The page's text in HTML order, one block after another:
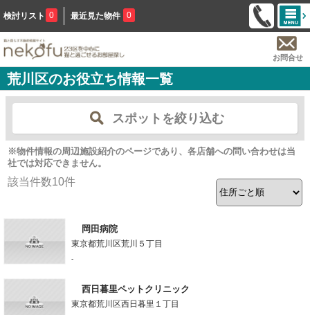
検討リスト 0 最近見た物件 0
お問合せ
荒川区のお役立ち情報一覧
スポットを絞り込む
※物件情報の周辺施設紹介のページであり、各店舗への問い合わせは当
社では対応できません。
該当件数10件
岡田病院
東京都荒川区荒川５丁目
-
西日暮里ペットクリニック
東京都荒川区西日暮里１丁目